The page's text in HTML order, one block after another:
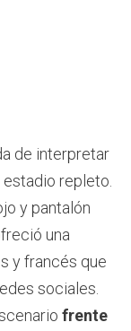
de interpretar
repleto.
y pantalón
una
y francés que
sociales.
frente